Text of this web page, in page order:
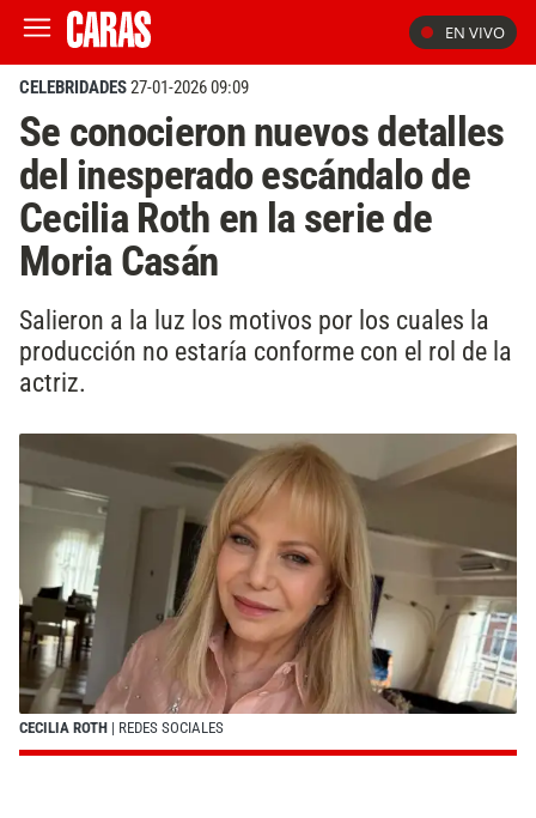
EN VIVO
CELEBRIDADES27-01-2026 09:09
Se conocieron nuevos detalles
del inesperado escándalo de
Cecilia Roth en la serie de
Moria Casán
Salieron a la luz los motivos por los cuales la
producción no estaría conforme con el rol de la
actriz.
CECILIA ROTH | REDES SOCIALES